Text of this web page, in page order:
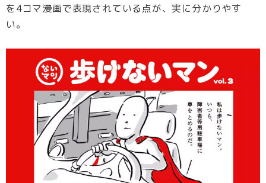
を4コマ漫画で表現されている点が、実に分かりやす
い。